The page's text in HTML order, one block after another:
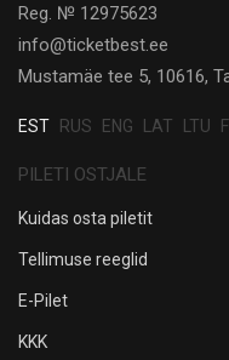
Reg. № 12975623
info@ticketbest.ee
Mustamäe tee 5, 10616,
EST RUS ENG LAT LTU
PILETI OSTJALE
Kuidas osta piletit
Tellimuse reeglid
E-Pilet
KKK